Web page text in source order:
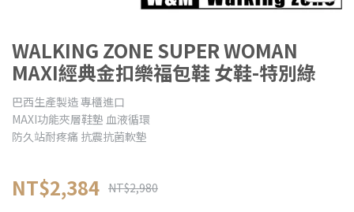
WALKING ZONE SUPER WOMAN
MAXI經典金扣樂福包鞋 女鞋-特別綠
巴西生產製造 專櫃進口
MAXI功能夾層鞋墊 血液循環
防久站耐疼痛 抗震抗菌軟墊
NT$2,384 NT$2,980